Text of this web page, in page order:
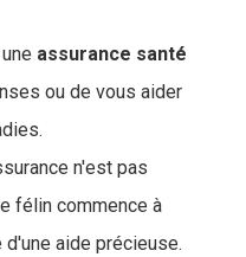
assurance santé
ou de vous aider
n'est pas
félin commence à
aide précieuse.